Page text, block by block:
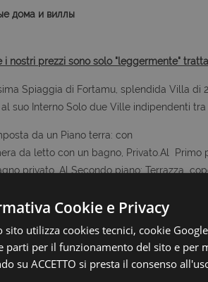
дома и виллы
nostri prezzi sono solo "leggermente"
Spiaggia di Fortamu, splendida Villa di
suo Interno Solo due Ville indipendenti tra
da un Piano terra: con
da letto con un bagno, Privato.Al Primo
privato. Al Secondo piano: Terrazza
quella Vicino. Ottimo investimento
in ogni stagione dell' anno, sia per essere
Utilizza.
tutta sicurezza e Per tutti le pratiche
Legali presenti sul territorio.
Cookie e Privacy
sito utilizza cookies tecnici, cookie
parti per il funzionamento del sito e per
su ACCETTO si presta il consenso